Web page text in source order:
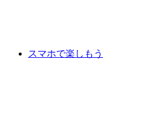
スマホで楽しもう